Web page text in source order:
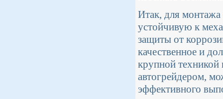
Итак, для монтажа
устойчивую к
защиты от
качественное и
крупной техникой
автогрейдером,
эффективного